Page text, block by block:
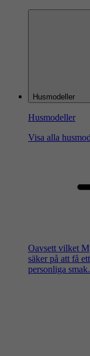
Husmodeller
Husmodeller
Visa alla
Oavsett vilket
säker på att få
personliga